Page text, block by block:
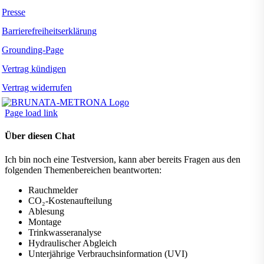
Presse
Barrierefreiheitserklärung
Grounding-Page
Vertrag kündigen
Vertrag widerrufen
Page load link
Über diesen Chat
Ich bin noch eine Testversion, kann aber bereits Fragen aus den
folgenden Themenbereichen beantworten:
Rauchmelder
CO₂-Kostenaufteilung
Ablesung
Montage
Trinkwasseranalyse
Hydraulischer Abgleich
Unterjährige Verbrauchsinformation (UVI)